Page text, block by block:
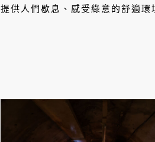
提供人們歇息、感受綠意的舒適環